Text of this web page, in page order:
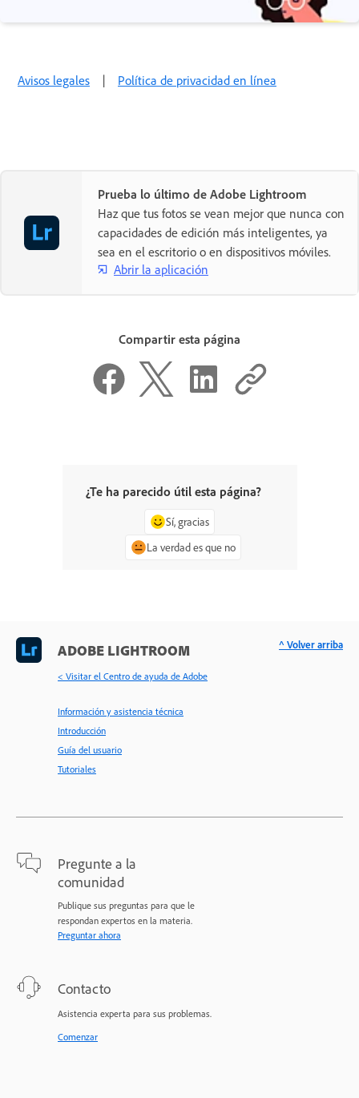
Avisos legales | Política de privacidad en línea
Prueba lo último de Adobe Lightroom
Haz que tus fotos se vean mejor que nunca con
capacidades de edición más inteligentes, ya
sea en el escritorio o en dispositivos móviles.
Abrir la aplicación
Compartir esta página
¿Te ha parecido útil esta página?
Sí, gracias
La verdad es que no
ADOBE LIGHTROOM
< Visitar el Centro de ayuda de Adobe
Información y asistencia técnica
Introducción
Guía del usuario
Tutoriales
Pregunte a la
comunidad
Publique sus preguntas para que le
respondan expertos en la materia.
Preguntar ahora
Contacto
Asistencia experta para sus problemas.
Comenzar
^ Volver arriba